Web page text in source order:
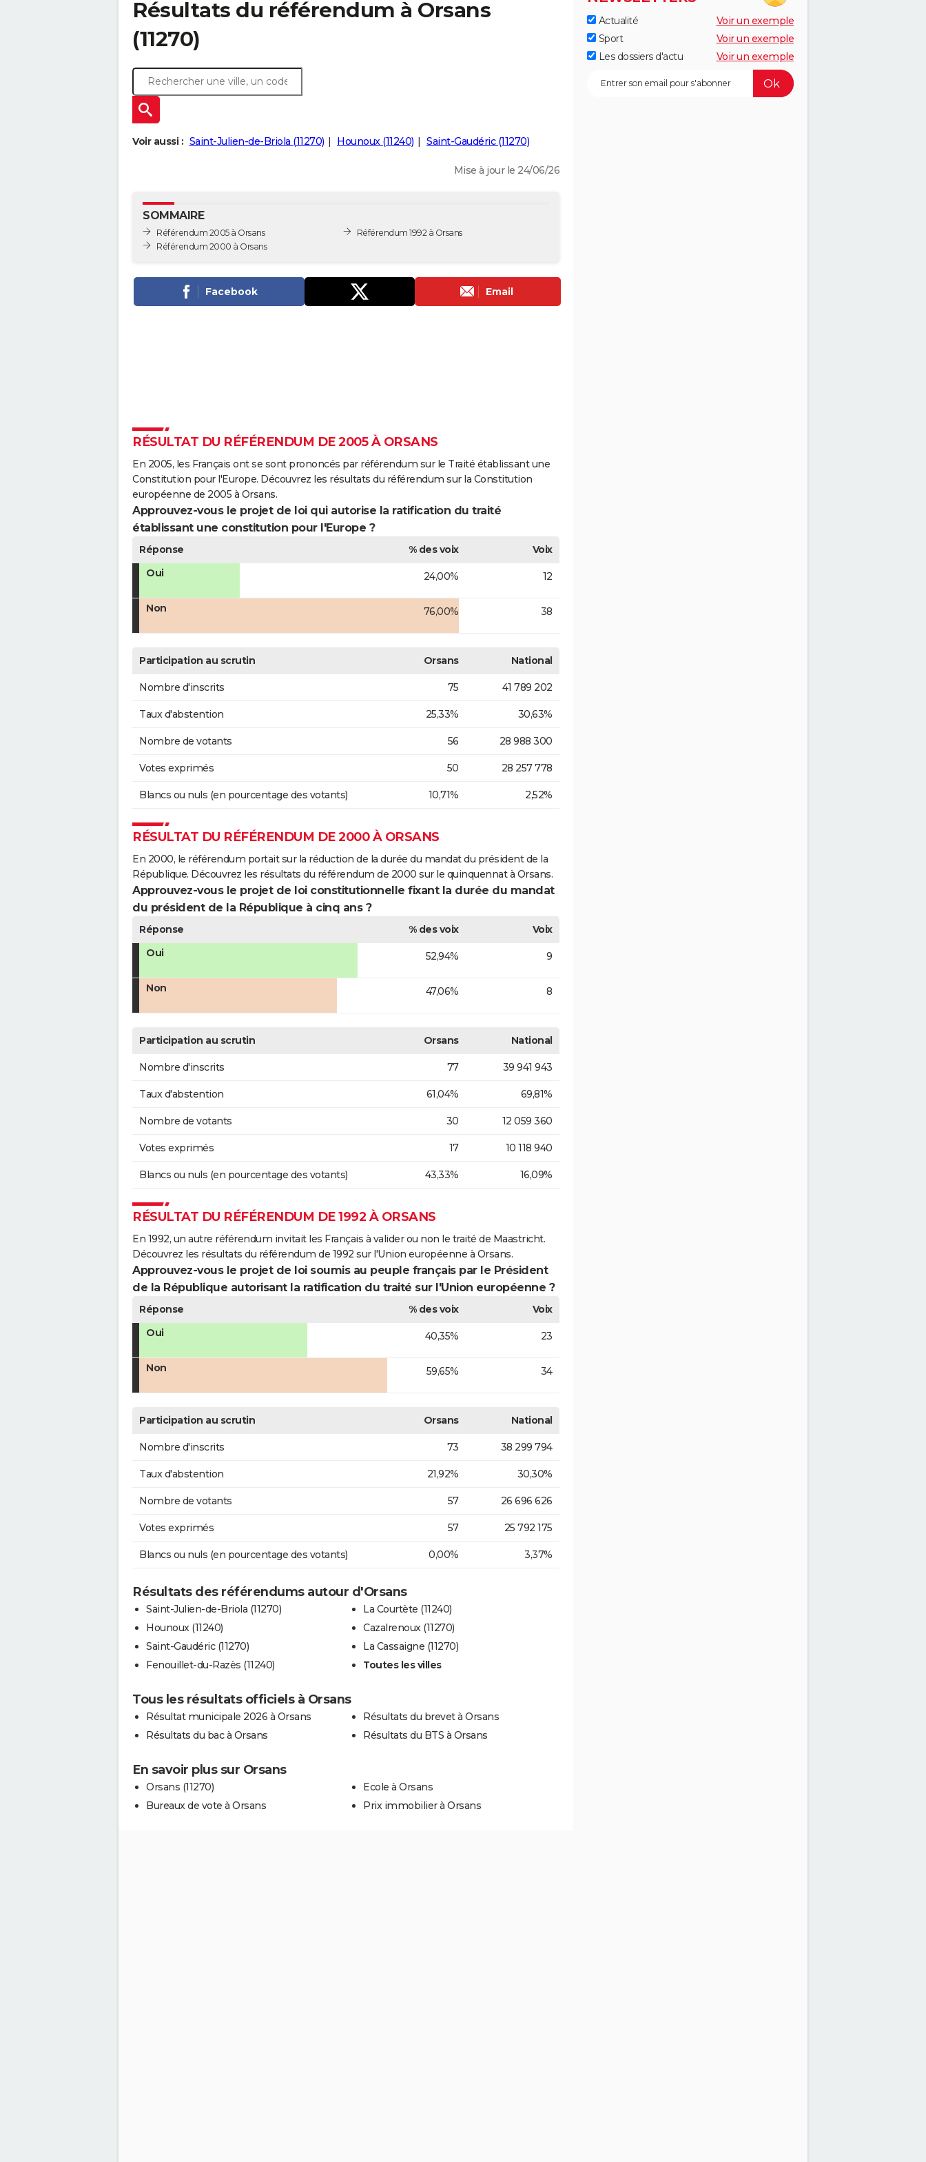
Résultats du référendum à Orsans
(11270)
Voir aussi : Saint-Julien-de-Briola (11270) Hounoux (11240) Saint-Gaudéric (11270)
Mise à jour le 24/06/26
SOMMAIRE
Référendum 2005 à Orsans
Référendum 2000 à Orsans
Référendum 1992 à Orsans
Facebook Email
RÉSULTAT DU RÉFÉRENDUM DE 2005 À ORSANS
En 2005, les Français ont se sont prononcés par référendum sur le Traité établissant une
Constitution pour l'Europe. Découvrez les résultats du référendum sur la Constitution
européenne de 2005 à Orsans.
Approuvez-vous le projet de loi qui autorise la ratification du traité
établissant une constitution pour l'Europe ?
Réponse % des voix
Voix
Oui
24,00% 12
Non 76,00% 38
Participation au scrutin Orsans National
Nombre d'inscrits 75 41 789 202
Taux d'abstention 25,33% 30,63%
Nombre de votants 56 28 988 300
Votes exprimés 50 28 257 778
Blancs ou nuls (en pourcentage des votants) 10,71% 2,52%
RÉSULTAT DU RÉFÉRENDUM DE 2000 À ORSANS
En 2000, le référendum portait sur la réduction de la durée du mandat du président de la
République. Découvrez les résultats du référendum de 2000 sur le quinquennat à Orsans.
Approuvez-vous le projet de loi constitutionnelle fixant la durée du mandat
du président de la République à cinq ans ?
Réponse % des voix
Voix
Oui
52,94% 9
Non 47,06% 8
Participation au scrutin Orsans National
Nombre d'inscrits 77 39 941 943
Taux d'abstention 61,04% 69,81%
Nombre de votants 30 12 059 360
Votes exprimés 17 10 118 940
Blancs ou nuls (en pourcentage des votants) 43,33% 16,09%
RÉSULTAT DU RÉFÉRENDUM DE 1992 À ORSANS
En 1992, un autre référendum invitait les Français à valider ou non le traité de Maastricht.
Découvrez les résultats du référendum de 1992 sur l'Union européenne à Orsans.
Approuvez-vous le projet de loi soumis au peuple français par le Président
de la République autorisant la ratification du traité sur l'Union européenne ?
Réponse % des voix
Voix
Oui
40,35% 23
Non 59,65% 34
Participation au scrutin Orsans National
Nombre d'inscrits 73 38 299 794
Taux d'abstention 21,92% 30,30%
Nombre de votants 57 26 696 626
Votes exprimés 57 25 792 175
Blancs ou nuls (en pourcentage des votants) 0,00% 3,37%
Résultats des référendums autour d'Orsans
Saint-Julien-de-Briola (11270)
Hounoux (11240)
Saint-Gaudéric (11270)
Fenouillet-du-Razès (11240)
La Courtète (11240)
Cazalrenoux (11270)
La Cassaigne (11270)
Toutes les villes
Tous les résultats officiels à Orsans
Résultat municipale 2026 à Orsans
Résultats du bac à Orsans
Résultats du brevet à Orsans
Résultats du BTS à Orsans
En savoir plus sur Orsans
Orsans (11270)
Bureaux de vote à Orsans
Ecole à Orsans
Prix immobilier à Orsans
Actualité
Voir un exemple
Sport
Voir un exemple
Les dossiers d'actu
Voir un exemple